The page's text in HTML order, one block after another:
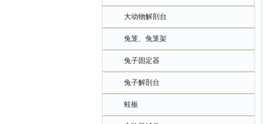
大动物解剖台
兔笼、兔笼架
兔子固定器
兔子解剖台
蛙板